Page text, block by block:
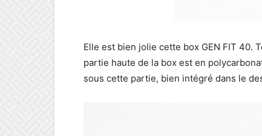
Elle est bien jolie cette box GEN FIT 40.
partie haute de la box est en
sous cette partie, bien intégré dans le